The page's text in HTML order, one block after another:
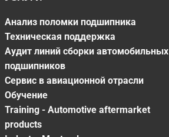
Анализ поломки подшипника
Техническая поддержка
Аудит линий сборки автомобильных
подшипников
Сервис в авиационной отрасли
Обучение
Training - Automotive aftermarket
products